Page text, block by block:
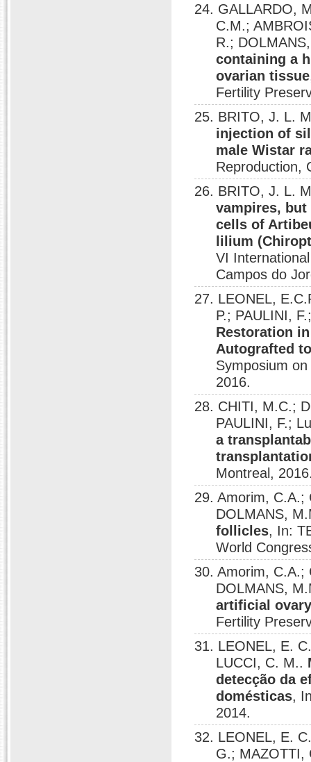
24. GALLARDO,
C.M.;
R.;
containing a
ovarian tissue
Fertility
25. BRITO, J. L.
injection of
male Wistar
Reproduction,
26. BRITO, J. L.
vampires,
cells of
lilium
VI
Campos do
27. LEONEL,
P.; PAULINI,
Restoration
Autografted
Symposium
2016.
28. CHITI, M.C.;
PAULINI, F.;
a
Montreal,
29. Amorim, C.A.;
DOLMANS,
follicles, In:
World
30. Amorim, C.A.;
DOLMANS,
artificial
Fertility
31. LEONEL, E.
LUCCI, C. M..
detecção da
domésticas,
2014.
32. LEONEL, E.
G.;